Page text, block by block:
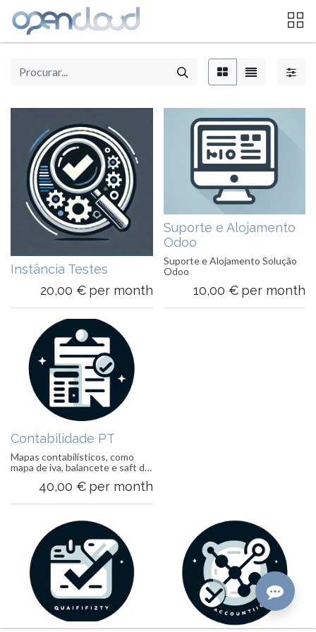
Instância Testes
20,00 € per month
Suporte e Alojamento
Odoo
Suporte e Alojamento Solução
Odoo
10,00 € per month
Contabilidade PT
Mapas contabilísticos, como
mapa de iva, balancete e saft de
40,00 € per month